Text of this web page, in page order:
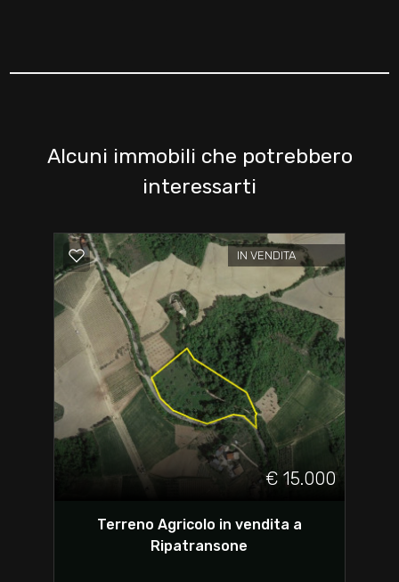
Alcuni immobili che potrebbero
interessarti
IN VENDITA
€ 15.000
Terreno Agricolo in vendita a
Ripatransone